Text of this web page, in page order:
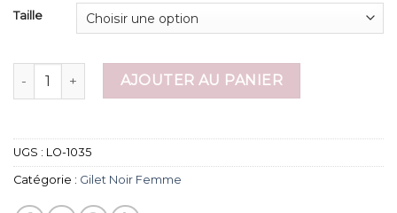
Taille
quantité de gilet noir femmeAJOUTER AU PANIER
UGS : LO-1035
Catégorie : Gilet Noir Femme